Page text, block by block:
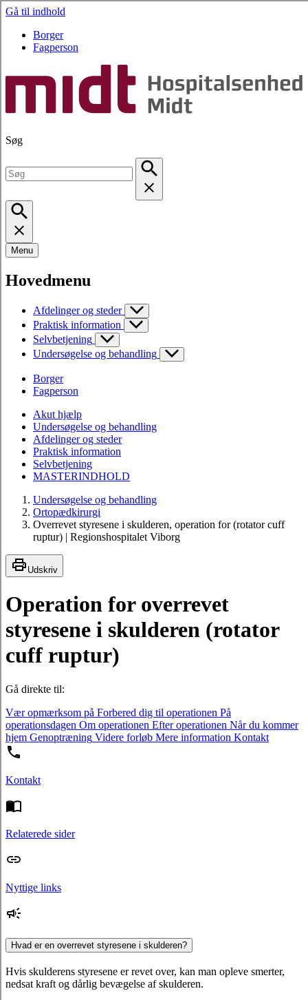
Gå til indhold
Borger
Fagperson
Søg
Menu
Hovedmenu
Afdelinger og steder
Praktisk information
Selvbetjening
Undersøgelse og behandling
Borger
Fagperson
Akut hjælp
Undersøgelse og behandling
Afdelinger og steder
Praktisk information
Selvbetjening
MASTERINDHOLD
Undersøgelse og behandling
Ortopædkirurgi
Overrevet styresene i skulderen, operation for (rotator cuff
ruptur) | Regionshospitalet Viborg
Udskriv
Operation for overrevet
styresene i skulderen (rotator
cuff ruptur)
Gå direkte til:
Vær opmærksom på Forbered dig til operationen På
operationsdagen Om operationen Efter operationen Når du kommer
hjem Genoptræning Videre forløb Mere information Kontakt
Kontakt
Relaterede sider
Nyttige links
Hvad er en overrevet styresene i skulderen?
Hvis skulderens styresene er revet over, kan man opleve smerter,
nedsat kraft og dårlig bevægelse af skulderen.